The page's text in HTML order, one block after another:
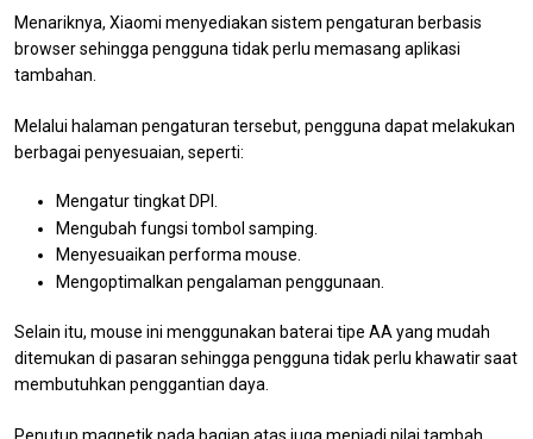
Menariknya, Xiaomi menyediakan sistem pengaturan berbasis
browser sehingga pengguna tidak perlu memasang aplikasi
tambahan.
Melalui halaman pengaturan tersebut, pengguna dapat melakukan
berbagai penyesuaian, seperti:
Mengatur tingkat DPI.
Mengubah fungsi tombol samping.
Menyesuaikan performa mouse.
Mengoptimalkan pengalaman penggunaan.
Selain itu, mouse ini menggunakan baterai tipe AA yang mudah
ditemukan di pasaran sehingga pengguna tidak perlu khawatir saat
membutuhkan penggantian daya.
Penutup magnetik pada bagian atas juga menjadi nilai tambah.